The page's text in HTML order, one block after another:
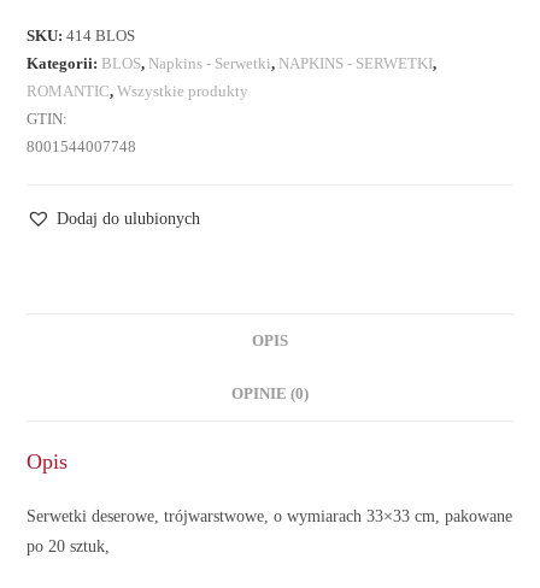
SKU:414 BLOS
Kategorii: BLOS, Napkins - Serwetki, NAPKINS - SERWETKI,
ROMANTIC,Wszystkie produkty
GTIN:
8001544007748
Dodaj do ulubionych
OPIS
OPINIE (0)
Opis
Serwetki deserowe, trójwarstwowe, o wymiarach 33×33 cm, pakowane
po 20 sztuk,